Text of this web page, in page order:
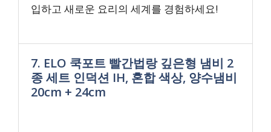
입하고 새로운 요리의 세계를 경험하세요!
7. ELO 쿡포트 빨간법랑 깊은형 냄비 2
종 세트 인덕션 IH, 혼합 색상, 양수냄비
20cm + 24cm